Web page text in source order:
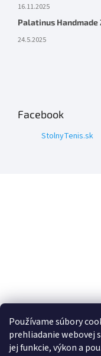
Používame súbory
prehliadanie webovej
jej funkcie, výkon a
16.11.2025
Palatinus Handmade
24.5.2025
Facebook
StolnyTenis.sk